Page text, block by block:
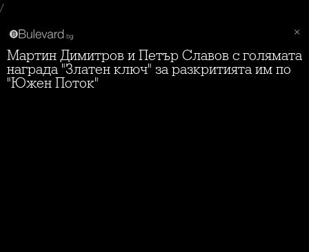
/
Мартин Димитров и Петър Славов с голямата
награда "Златен ключ" за разкритията им по
"Южен Поток"